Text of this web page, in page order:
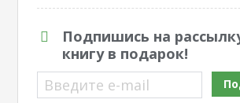
Подпишись на
книгу в подарок!
Введите e-mail